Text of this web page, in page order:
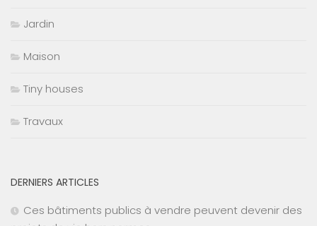
Jardin
Maison
Tiny houses
Travaux
DERNIERS ARTICLES
Ces bâtiments publics à vendre peuvent devenir des